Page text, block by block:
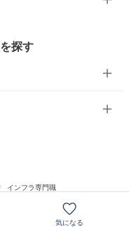
探す
/ インフラ専門職
気になる